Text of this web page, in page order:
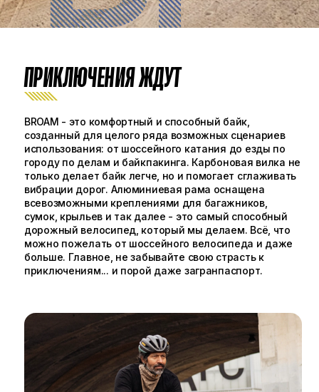
ПРИКЛЮЧЕНИЯ ЖДУТ
BROAM - это комфортный и способный байк,
созданный для целого ряда возможных сценариев
использования: от шоссейного катания до езды по
городу по делам и байкпакинга. Карбоновая вилка не
только делает байк легче, но и помогает сглаживать
вибрации дорог. Алюминиевая рама оснащена
всевозможными креплениями для багажников,
сумок, крыльев и так далее - это самый способный
дорожный велосипед, который мы делаем. Всё, что
можно пожелать от шоссейного велосипеда и даже
больше. Главное, не забывайте свою страсть к
приключениям... и порой даже загранпаспорт.